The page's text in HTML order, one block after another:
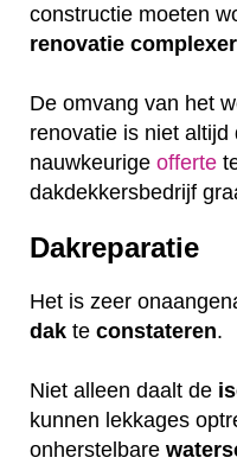
constructie moeten
renovatie complexer
De omvang van het
renovatie is niet
nauwkeurige offerte
dakdekkersbedrijf
Dakreparatie
Het is zeer
dak te constateren.
Niet alleen daalt de
kunnen lekkages
onherstelbare